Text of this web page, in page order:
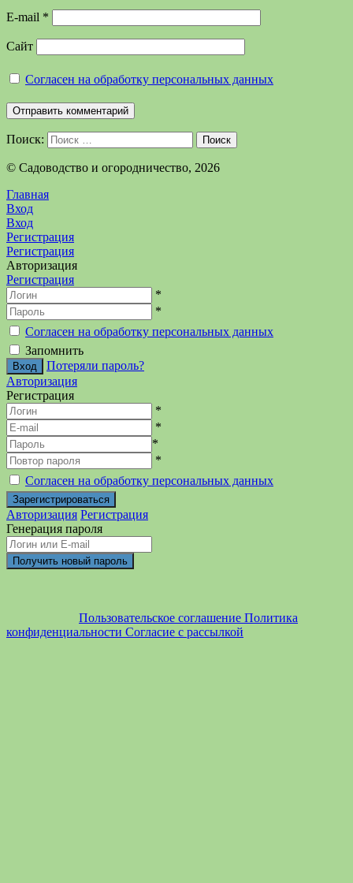
E-mail *
Сайт
Согласен на обработку персональных данных
Поиск: Поиск
©️ Садоводство и огородничество, 2026
Главная
Вход
Вход
Регистрация
Регистрация
Авторизация
Регистрация
*
*
Согласен на обработку персональных данных
Запомнить
Потеряли пароль?
Авторизация
Регистрация
*
*
*
*
Согласен на обработку персональных данных
Авторизация Регистрация
Генерация пароля
Пользовательское соглашение Политика
конфиденциальности Согласие с рассылкой